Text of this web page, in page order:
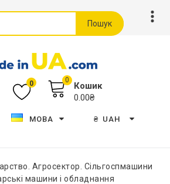
Пошук
0 0
Кошик
0.00₴
МОВА ₴ UAH
Агросектор. Сільгоспмашини
машини і обладнання